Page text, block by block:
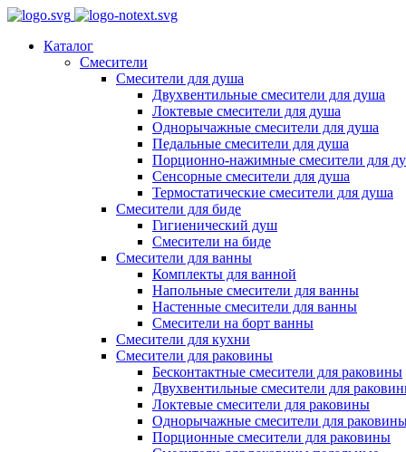
Каталог
Смесители
Смесители для душа
Двухвентильные смесители для душа
Локтевые смесители для душа
Однорычажные смесители для душа
Педальные смесители для душа
Порционно-нажимные смесители для
Сенсорные смесители для душа
Термостатические смесители для душа
Смесители для биде
Гигиенический душ
Смесители на биде
Смесители для ванны
Комплекты для ванной
Напольные смесители для ванны
Настенные смесители для ванны
Смесители на борт ванны
Смесители для кухни
Смесители для раковины
Бесконтактные смесители для раковины
Двухвентильные смесители для
Локтевые смесители для раковины
Однорычажные смесители для
Порционные смесители для раковины